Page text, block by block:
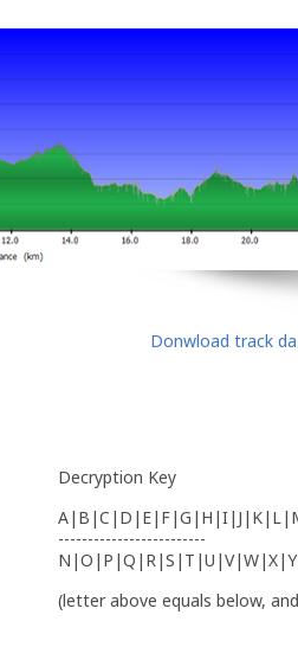
Donwload track
Decryption Key
-------------------------
(letter above equals below,